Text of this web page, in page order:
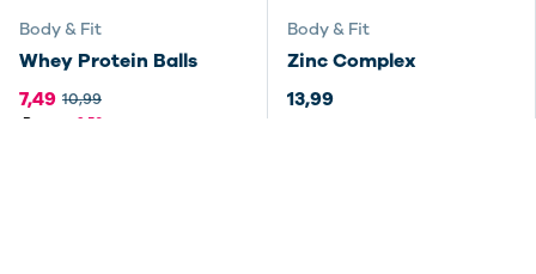
Body & Fit
Whey Protein Balls
7,49 10,99
Bespaar 3,50
Body & Fit
Zinc Complex
13,99